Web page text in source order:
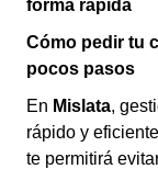
forma rápida
Cómo pedir tu
pocos pasos
En Mislata,
rápido y
te permitirá